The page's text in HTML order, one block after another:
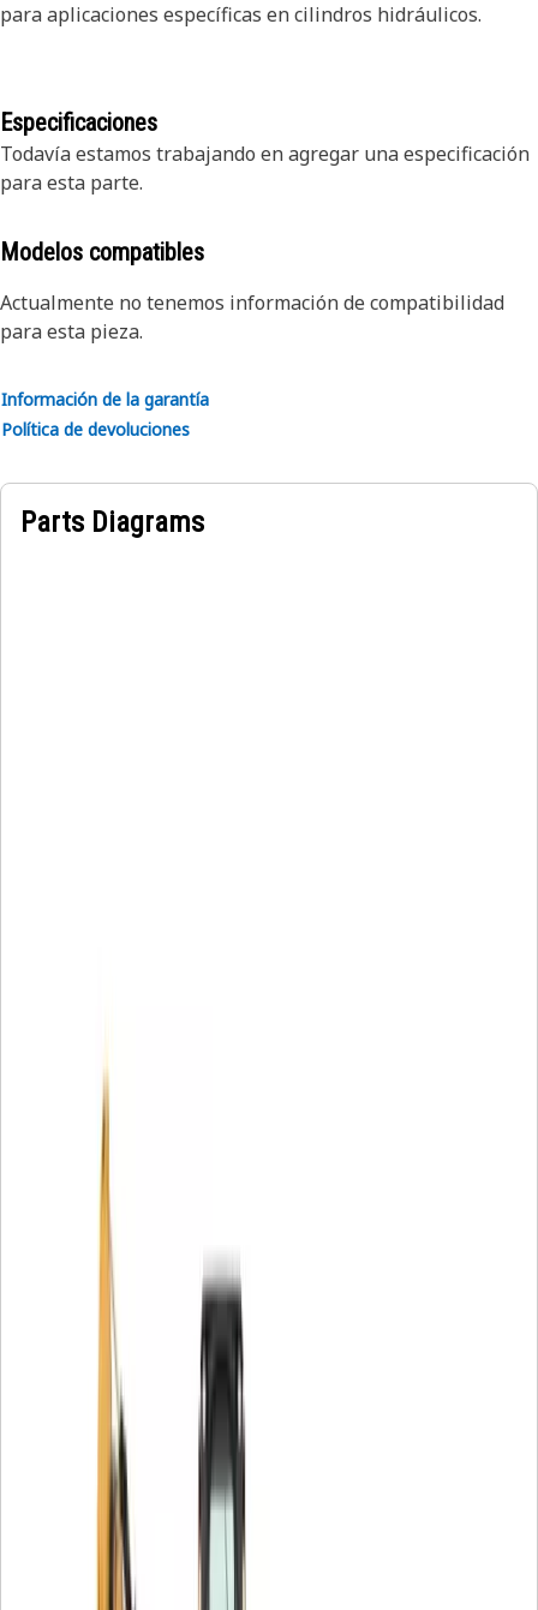
para aplicaciones específicas en cilindros hidráulicos.
Especificaciones
Todavía estamos trabajando en agregar una especificación
para esta parte.
Modelos compatibles
Actualmente no tenemos información de compatibilidad
para esta pieza.
Información de la garantía
Política de devoluciones
Parts Diagrams